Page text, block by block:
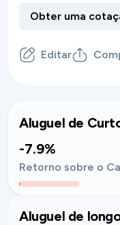
Editar
Aluguel de
-7.9%
Retorno sobre o
Aluguel de